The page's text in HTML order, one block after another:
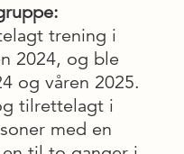
trening i
2024, og ble
og våren 2025.
tilrettelagt i
med en